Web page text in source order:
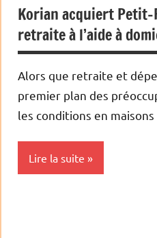
Korian acquiert Petit-
retraite à l’aide à
Alors que retraite et
premier plan des
les conditions en
Lire la suite